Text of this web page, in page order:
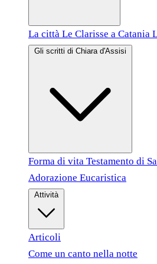
La città Le Clarisse a Catania
Forma di vita Testamento di
Adorazione Eucaristica
Articoli
Come un canto nella notte